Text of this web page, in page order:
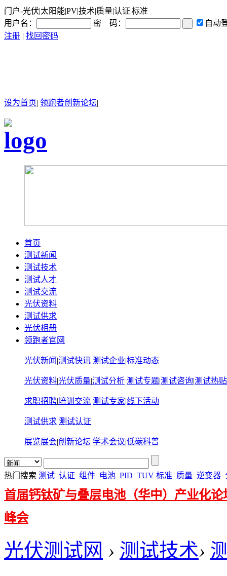
门户-光伏|太阳能|PV|技术|质量|认证|标准
用户名：
密 码：
自动
注册 | 找回密码
设为首页| 领跑者创新论坛|
首页
测试新闻
测试技术
测试人才
测试交流
光伏资料
测试供求
光伏相册
领跑者官网
光伏新闻 |测试快讯 测试企业|标准动态
光伏资料|光伏质量|测试分析 测试专题|测试咨询|测试热贴
求职招聘|培训交流 测试专家|线下活动
测试供求 测试认证
展览展会|创新论坛 学术会议|低碳科普
热门搜索 测试 认证 组件 电池 PID TUV 标准 质量 逆变器
首届钙钛矿与叠层电池（华中）产业化论
峰会
光伏测试网 › 测试技术›